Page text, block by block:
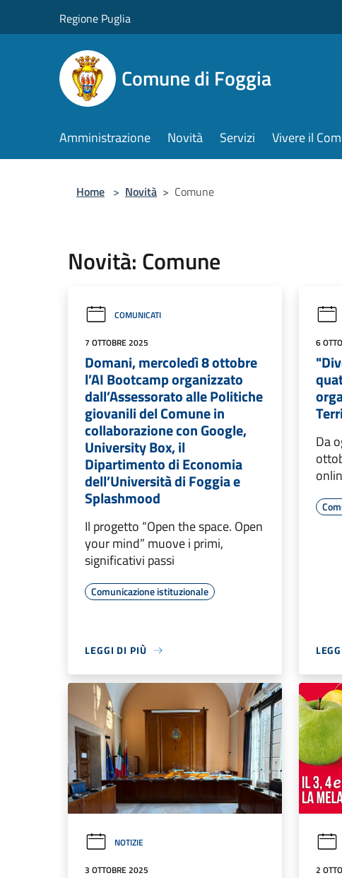
Regione Puglia
Comune di Foggia
Amministrazione Novità Servizi Vivere il
Home > Novità > Comune
Novità: Comune
COMUNICATI
7 OTTOBRE 2025
Domani, mercoledì 8 ottobre
l’AI Bootcamp organizzato
dall’Assessorato alle Politiche
giovanili del Comune in
collaborazione con Google,
University Box, il
Dipartimento di Economia
dell’Università di Foggia e
Splashmood
Il progetto “Open the space. Open
your mind” muove i primi,
significativi passi
Comunicazione istituzionale
LEGGI DI PIÙ
6
Da
NOTIZIE
3 OTTOBRE 2025 2